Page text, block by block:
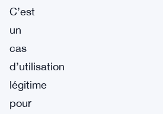
C’est
un
cas
d’utilisation
légitime
pour